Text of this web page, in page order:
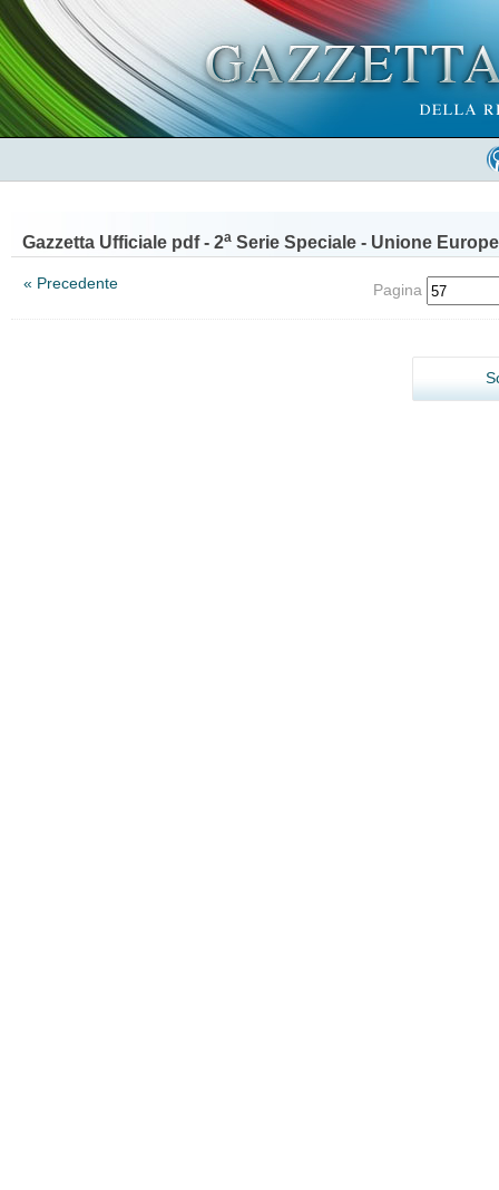
Gazzetta Ufficiale pdf - 2a Serie Speciale - Unione
« Precedente Pagina